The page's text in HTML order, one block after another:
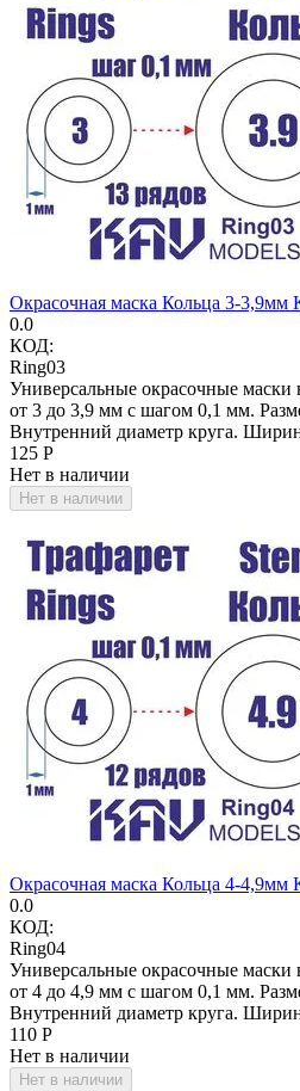
Окрасочная маска Кольца 3-3,9мм
0.0
КОД:
Ring03
Универсальные окрасочные
от 3 до 3,9 мм с шагом 0,1 мм.
Внутренний диаметр круга.
‍125‍ Р
Нет в наличии
Нет в наличии
Окрасочная маска Кольца 4-4,9мм
0.0
КОД:
Ring04
Универсальные окрасочные
от 4 до 4,9 мм с шагом 0,1 мм.
Внутренний диаметр круга.
‍110‍ Р
Нет в наличии
Нет в наличии